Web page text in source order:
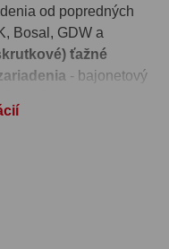
od popredných
Bosal, GDW a
ťažné
- bajonetový